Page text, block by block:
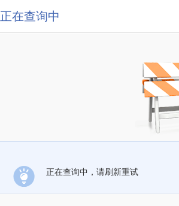
正在查询中
正在查询中，请刷新重试